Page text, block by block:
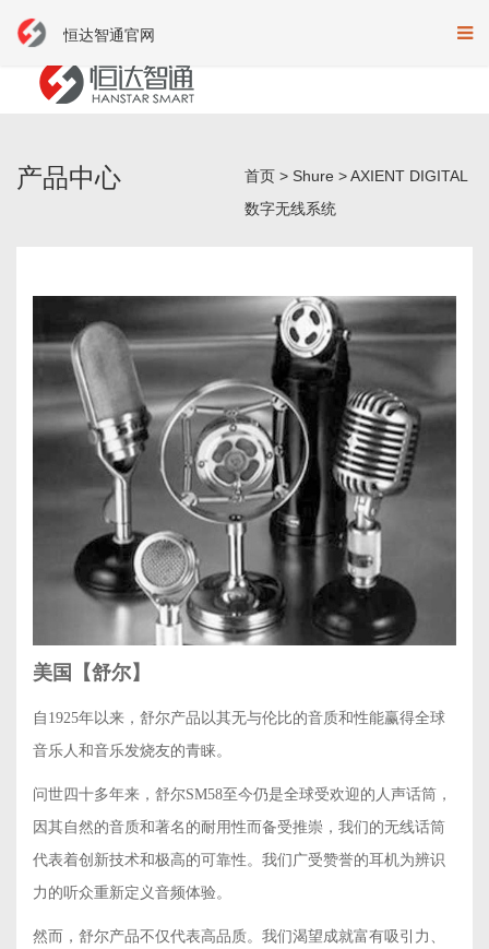
产品中心 首页 > Shure >AXIENT DIGITAL
数字无线系统
美国【舒尔】
自1925年以来，舒尔产品以其无与伦比的音质和性能赢得全球
音乐人和音乐发烧友的青睐。
问世四十多年来，舒尔SM58至今仍是全球受欢迎的人声话筒，
因其自然的音质和著名的耐用性而备受推崇，我们的无线话筒
代表着创新技术和极高的可靠性。我们广受赞誉的耳机为辨识
力的听众重新定义音频体验。
然而，舒尔产品不仅代表高品质。我们渴望成就富有吸引力、
恒达智通官网